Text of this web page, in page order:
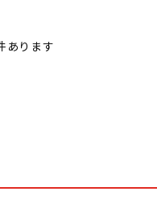
あります